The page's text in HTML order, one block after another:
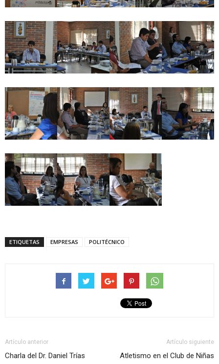
ETIQUETAS EMPRESAS POLITÉCNICO
Artículo anterior
Charla del Dr. Daniel Trías
Artículo siguiente
Atletismo en el Club de Niñas